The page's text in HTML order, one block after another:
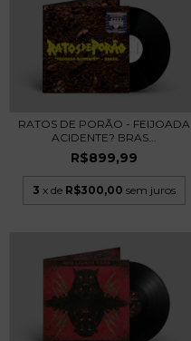
RATOS DE PORÃO - FEIJOADA
ACIDENTE? BRAS...
R$899,99
3 x de R$300,00 sem juros